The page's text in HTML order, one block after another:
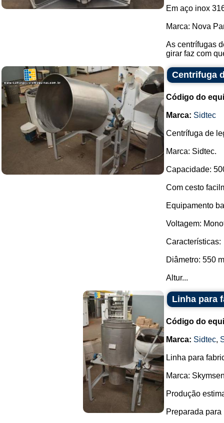
Em aço inox
Marca: Nova
As centrífugas
girar faz com
Centrifuga
Código do
Marca: Sidtec
Centrífuga de
Marca: Sidtec.
Capacidade:
Com cesto
Equipamento
Voltagem:
Características:
Diâmetro: 550
Altur...
Linha para
Código do
Marca: Sidtec,
Linha para
Marca:
Produção
Preparada